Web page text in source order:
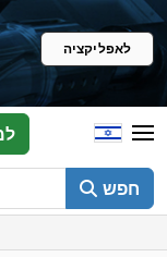
לאפליקציה
חפש